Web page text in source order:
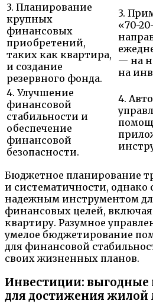
3. Планирование
крупных
финансовых
приобретений,
таких как квартира,
и создание
резервного фонда.
3.
«70-
— на
на
4. Улучшение
финансовой
стабильности и
обеспечение
финансовой
безопасности.
4.
Бюджетное планирование
и систематичности, однако
надежным инструментом
финансовых целей,
квартиру. Разумное
умелое бюджетирование
для финансовой
своих жизненных планов.
Инвестиции:
для достижения жилой